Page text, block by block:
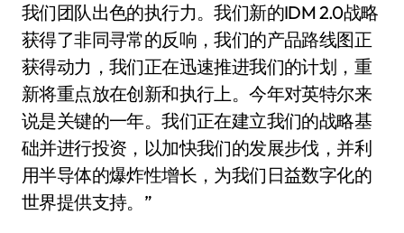
我们团队出色的执行力。我们新的IDM 2.0战略
获得了非同寻常的反响，我们的产品路线图正
获得动力，我们正在迅速推进我们的计划，重
新将重点放在创新和执行上。今年对英特尔来
说是关键的一年。我们正在建立我们的战略基
础并进行投资，以加快我们的发展步伐，并利
用半导体的爆炸性增长，为我们日益数字化的
世界提供支持。”